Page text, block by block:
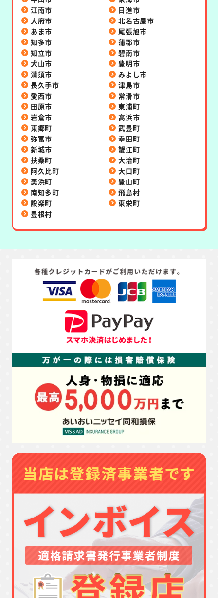
江南市
日進市
大府市
北名古屋市
あま市
尾張旭市
知多市
蒲郡市
知立市
碧南市
犬山市
豊明市
清須市
みよし市
長久手市
津島市
愛西市
常滑市
田原市
東浦町
岩倉市
高浜市
東郷町
武豊町
弥富市
幸田町
新城市
蟹江町
扶桑町
大治町
阿久比町
大口町
美浜町
豊山町
南知多町
飛島村
設楽町
東栄町
豊根村